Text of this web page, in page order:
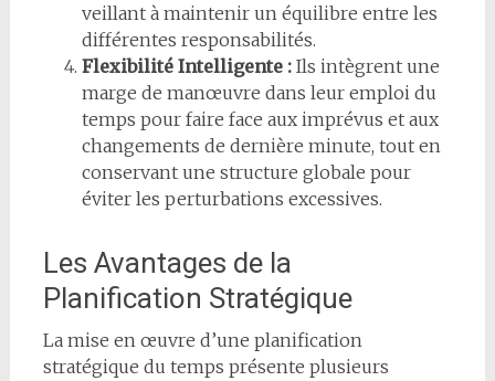
veillant à maintenir un équilibre entre les
différentes responsabilités.
Flexibilité Intelligente :Ils intègrent une
marge de manœuvre dans leur emploi du
temps pour faire face aux imprévus et aux
changements de dernière minute, tout en
conservant une structure globale pour
éviter les perturbations excessives.
Les Avantages de la
Planification Stratégique
La mise en œuvre d’une planification
stratégique du temps présente plusieurs